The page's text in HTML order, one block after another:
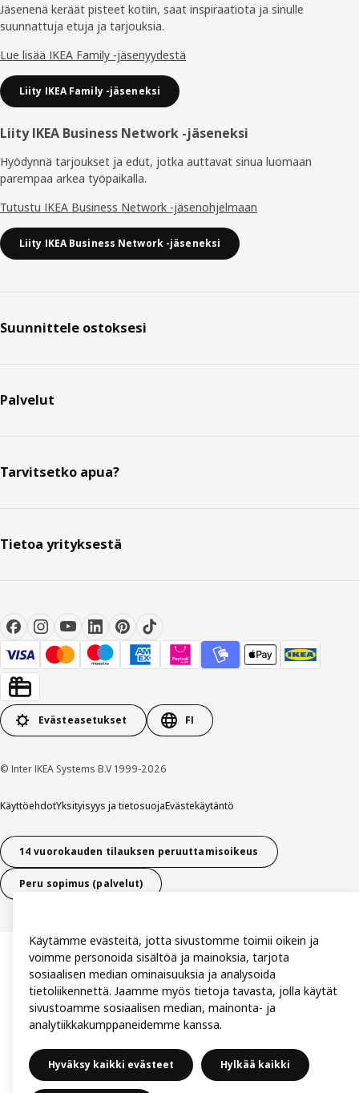
Jäsenenä keräät pisteet kotiin, saat inspiraatiota ja sinulle
suunnattuja etuja ja tarjouksia.​
Lue lisää IKEA Family -jäsenyydestä
Liity IKEA Family -jäseneksi
Liity IKEA Business Network -jäseneksi
Hyödynnä tarjoukset ja edut, jotka auttavat sinua luomaan
parempaa arkea työpaikalla.
Tutustu IKEA Business Network -jäsenohjelmaan
Liity IKEA Business Network -jäseneksi
Suunnittele ostoksesi
Palvelut
Tarvitsetko apua?
Tietoa yrityksestä
Evästeasetukset FI
© Inter IKEA Systems B.V 1999-2026
KäyttöehdotYksityisyys ja tietosuojaEvästekäytäntö
14 vuorokauden tilauksen peruuttamisoikeus
Peru sopimus (palvelut)
Käytämme evästeitä, jotta sivustomme toimii oikein ja
voimme personoida sisältöä ja mainoksia, tarjota
sosiaalisen median ominaisuuksia ja analysoida
tietoliikennettä. Jaamme myös tietoja tavasta, jolla käytät
sivustoamme sosiaalisen median, mainonta- ja
analytiikkakumppaneidemme kanssa.
Hyväksy kaikki evästeet Hylkää kaikki